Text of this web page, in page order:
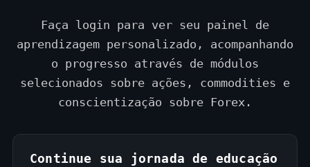
Faça login para ver seu painel de
aprendizagem personalizado, acompanhando
o progresso através de módulos
selecionados sobre ações, commodities e
conscientização sobre Forex.
Continue sua jornada de educação